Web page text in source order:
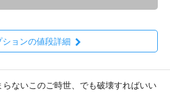
ションの値段詳細
ないこのご時世、でも破壊すればいい